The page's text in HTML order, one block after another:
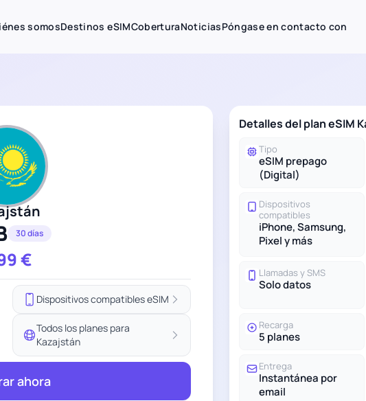
somosDestinos eSIMCoberturaNoticiasPóngase en contacto con
30 días
€
Dispositivos compatibles eSIM
Todos los planes para
Kazajstán
ahora
Detalles del plan eSIM
Tipo
eSIM prepago
(Digital)
Dispositivos
compatibles
iPhone, Samsung,
Pixel y más
Llamadas y SMS
Solo datos
Recarga
5 planes
Entrega
Instantánea por
email